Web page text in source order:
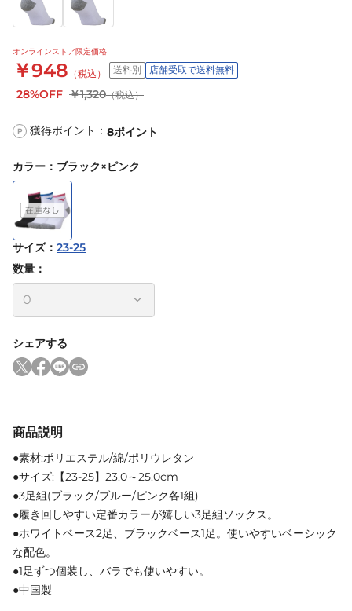
オンラインストア限定価格
￥948 （税込） 送料別 店舗受取で送料無料
28%OFF ￥1,320（税込）
P 獲得ポイント： 8ポイント
カラー ： ブラック×ピンク
サイズ： 23-25
数量：
シェアする
商品説明
●素材:ポリエステル/綿/ポリウレタン
●サイズ:【23-25】23.0～25.0cm
●3足組(ブラック/ブルー/ピンク各1組)
●履き回しやすい定番カラーが嬉しい3足組ソックス。
●ホワイトベース2足、ブラックベース1足。使いやすいベーシック
な配色。
●1足ずつ個装し、バラでも使いやすい。
●中国製